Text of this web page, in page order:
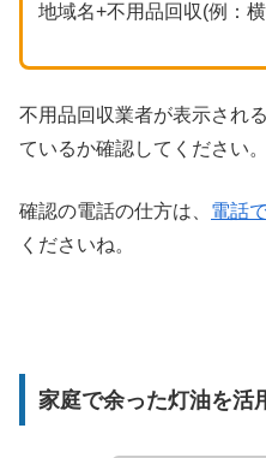
地域名+不用品回収(例：
不用品回収業者が表示され
ているか確認してください。
確認の電話の仕方は、 電話
くださいね。
家庭で余った灯油を活